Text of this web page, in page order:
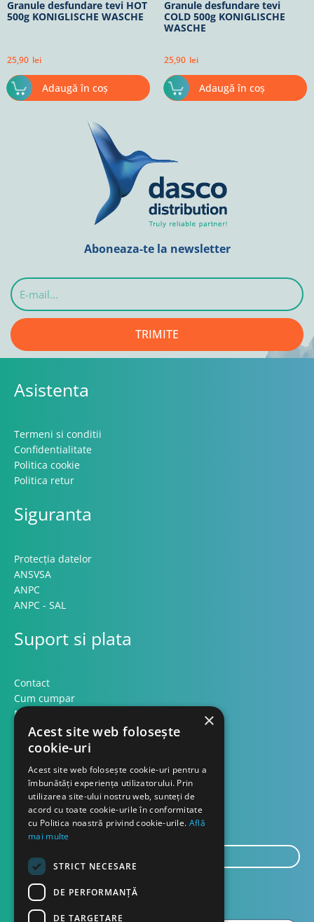
Granule desfundare tevi HOT
500g KONIGLISCHE WASCHE
25,90 lei
Adaugă în coș
Granule desfundare tevi
COLD 500g KONIGLISCHE
WASCHE
25,90 lei
Adaugă în coș
Aboneaza-te la newsletter
E-
mail...
TRIMITE
Asistenta
Termeni si conditii
Confidentialitate
Politica cookie
Politica retur
Siguranta
Protecția datelor
ANSVSA
ANPC
ANPC - SAL
Suport si plata
Contact
Cum cumpar
Modalitati plata
Formular retur
Contact
Despre noi
Blog
mail...
TRIMITE
×
Acest site web folosește
cookie-uri
Acest site web folosește cookie-uri pentru a
îmbunătăți experiența utilizatorului. Prin
utilizarea site-ului nostru web, sunteți de
acord cu toate cookie-urile în conformitate
cu Politica noastră privind cookie-urile. Află
mai multe
STRICT NECESARE
DE PERFORMANȚĂ
DE TARGETARE